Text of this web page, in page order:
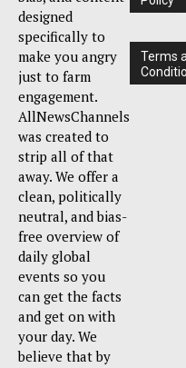
designed
specifically to
make you angry
just to farm
engagement.
AllNewsChannels
was created to
strip all of that
away. We offer a
clean, politically
neutral, and bias-
free overview of
daily global
events so you
can get the facts
and get on with
your day. We
believe that by
Terms